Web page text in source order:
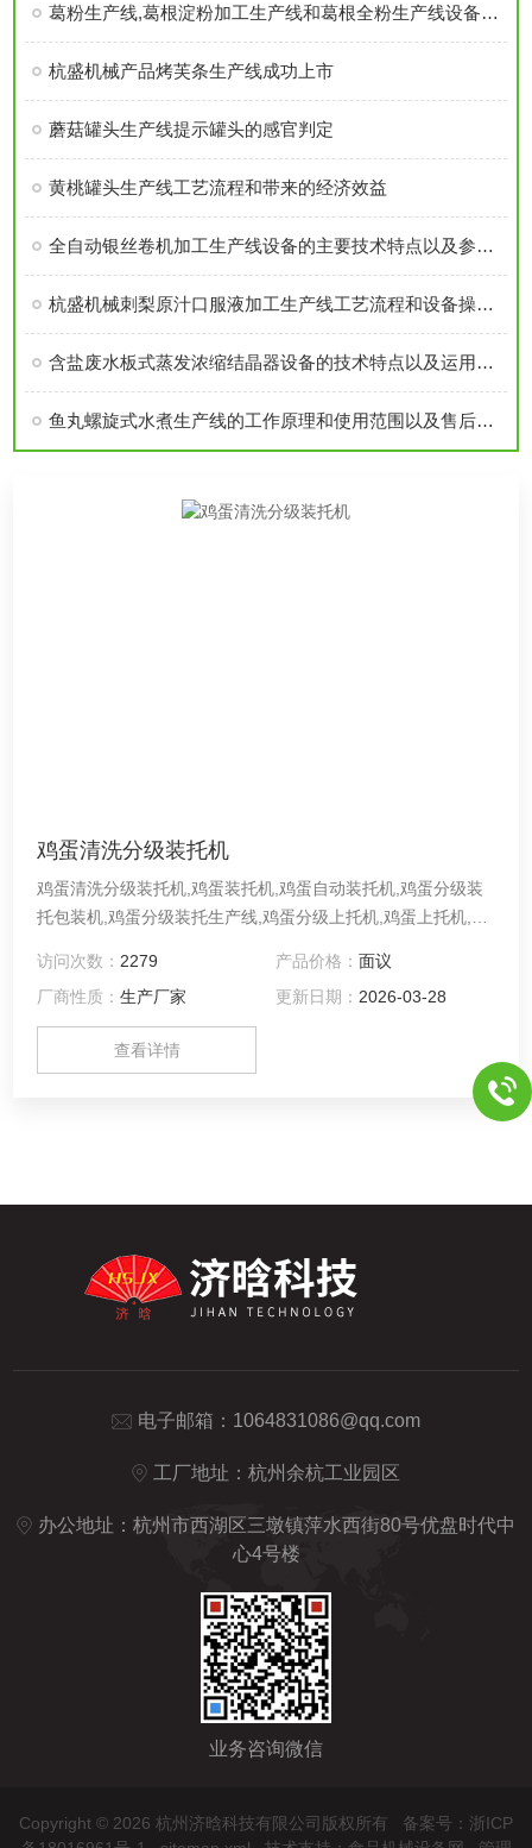
葛粉生产线,葛根淀粉加工生产线和葛根全粉生产线设备的生产工艺特点比较
杭盛机械产品烤芙条生产线成功上市
蘑菇罐头生产线提示罐头的感官判定
黄桃罐头生产线工艺流程和带来的经济效益
全自动银丝卷机加工生产线设备的主要技术特点以及参数介绍
杭盛机械刺梨原汁口服液加工生产线工艺流程和设备操作维护指导
含盐废水板式蒸发浓缩结晶器设备的技术特点以及运用领域介绍
鱼丸螺旋式水煮生产线的工作原理和使用范围以及售后维护注意事项
鸡蛋清洗分级装托机
鸡蛋清洗分级装托机,鸡蛋装托机,鸡蛋自动装托机,鸡蛋分级装
托包装机,鸡蛋分级装托生产线,鸡蛋分级上托机,鸡蛋上托机,种
装托机,蛋品分级装托生产线,蛋品清洗分级装托机,蛋品清洗分
级装托生产线
访问次数： 2279 产品价格： 面议
厂商性质：生产厂家 更新日期： 2026-03-28
查看详情
电子邮箱： 1064831086@qq.com
工厂地址：杭州余杭工业园区
办公地址：杭州市西湖区三墩镇萍水西街80号优盘时代中
心4号楼
业务咨询微信
Copyright © 2026 杭州济晗科技有限公司版权所有 备案号：浙ICP